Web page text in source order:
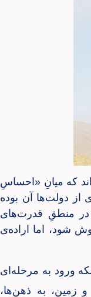
که میانِ «احساسِ
از دولت‌ها آن بوده
در منطقِ قدرت‌های
شود، اما اراده‌ی
ورود به مرحله‌ای
زمین، به ذهن‌ها،